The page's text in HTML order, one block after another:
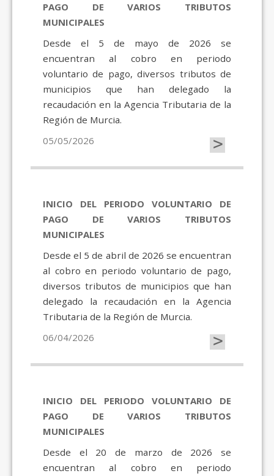
PAGO DE VARIOS TRIBUTOS
MUNICIPALES
Desde el 5 de mayo de 2026 se
encuentran al cobro en periodo
voluntario de pago, diversos tributos de
municipios que han delegado la
recaudación en la Agencia Tributaria de la
Región de Murcia.
05/05/2026
>
INICIO DEL PERIODO VOLUNTARIO DE
PAGO DE VARIOS TRIBUTOS
MUNICIPALES
Desde el 5 de abril de 2026 se encuentran
al cobro en periodo voluntario de pago,
diversos tributos de municipios que han
delegado la recaudación en la Agencia
Tributaria de la Región de Murcia.
06/04/2026
>
INICIO DEL PERIODO VOLUNTARIO DE
PAGO DE VARIOS TRIBUTOS
MUNICIPALES
Desde el 20 de marzo de 2026 se
encuentran al cobro en periodo